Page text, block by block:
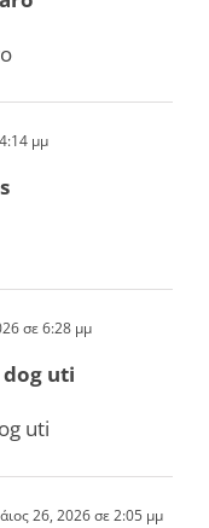
μμ
σε 6:28 μμ
uti
uti
26, 2026 σε 2:05 μμ